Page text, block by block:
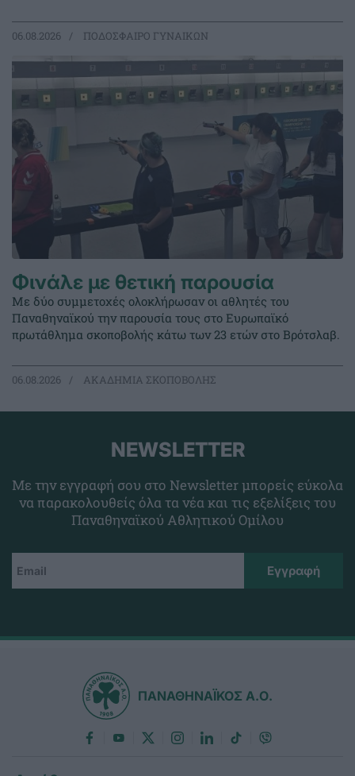
06.08.2026 ΠΟΔΟΣΦΑΙΡΟ ΓΥΝΑΙΚΩΝ
Φινάλε με θετική παρουσία
Με δύο συμμετοχές ολοκλήρωσαν οι αθλητές του
Παναθηναϊκού την παρουσία τους στο Ευρωπαϊκό
πρωτάθλημα σκοποβολής κάτω των 23 ετών στο Βρότσλαβ.
06.08.2026 ΑΚΑΔΗΜΙΑ ΣΚΟΠΟΒΟΛΗΣ
NEWSLETTER
Με την εγγραφή σου στο Newsletter μπορείς εύκολα
να παρακολουθείς όλα τα νέα και τις εξελίξεις του
Παναθηναϊκού Αθλητικού Ομίλου
ΠΑΝΑΘΗΝΑΪΚΟΣ Α.Ο.